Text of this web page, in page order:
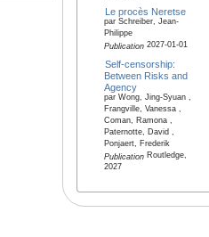
Le procès Neretse
par Schreiber, Jean-
Philippe
Publication2027-01-01
Self-censorship:
Between Risks and
Agency
par Wong, Jing-Syuan ,
Frangville, Vanessa ,
Coman, Ramona ,
Paternotte, David ,
Ponjaert, Frederik
PublicationRoutledge,
2027